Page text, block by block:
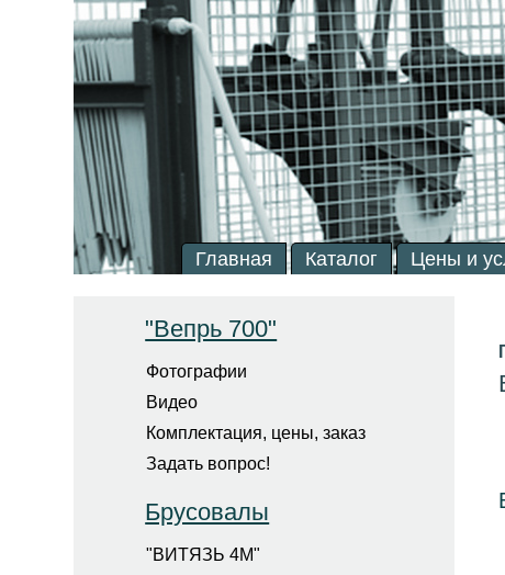
Главная Каталог Цены и
"Вепрь 700"
Фотографии
Видео
Комплектация, цены, заказ
Задать вопрос!
Брусовалы
"ВИТЯЗЬ 4М"